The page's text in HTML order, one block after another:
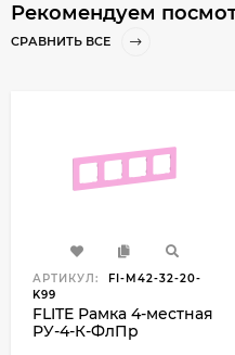
Рекомендуем
СРАВНИТЬ ВСЕ
АРТИКУЛ:
FI-M42-32-20-
K99
FLITE Рамка 4-местная
РУ-4-К-ФлПр